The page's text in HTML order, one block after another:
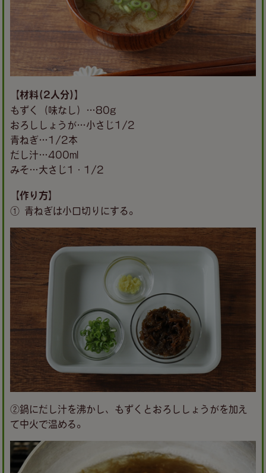
【材料(2人分)】
もずく（味なし）…80g
おろししょうが…小さじ1/2
青ねぎ…1/2本
だし汁…400ml
みそ…大さじ1・1/2
【作り方】
① 青ねぎは小口切りにする。
②鍋にだし汁を沸かし、もずくとおろししょうがを加え
て中火で温める。